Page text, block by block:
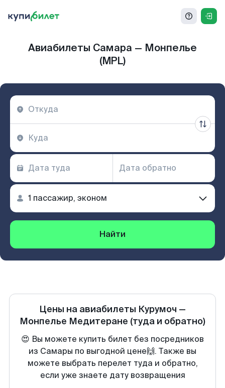
Авиабилеты Самара — Монпелье
(MPL)
Найти
Цены на авиабилеты Курумоч —
Монпелье Медитеране (туда и обратно)
😍 Вы можете купить билет без посредников
из Самары по выгодной цене🙌. Также вы
можете выбрать перелет туда и обратно,
если уже знаете дату возвращения